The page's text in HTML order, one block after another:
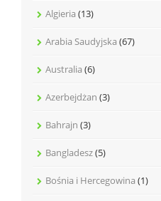
Algieria (13)
Arabia Saudyjska (67)
Australia (6)
Azerbejdżan (3)
Bahrajn (3)
Bangladesz(5)
Bośnia i Hercegowina (1)